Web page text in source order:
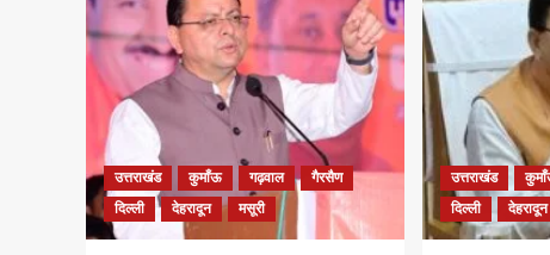
उत्तराखंड कुमाँऊ गढ़वाल
गैरसैण
दिल्ली
देहरादून मसूरी
उत्तराखंड
दिल्ली
देहरादून